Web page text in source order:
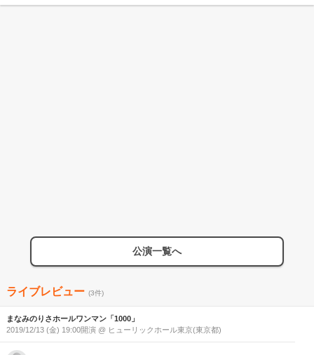
公演一覧へ
ライブレビュー (3件)
まなみのりさホールワンマン「1000」
2019/12/13 (金) 19:00開演 @ ヒューリックホール東京(東京都)